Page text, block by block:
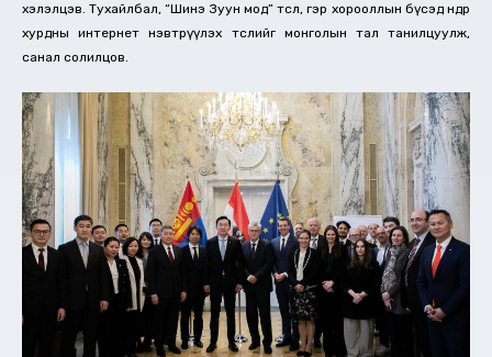
хэлэлцэв. Тухайлбал, “Шинэ Зуун мод” төсөл, гэр хорооллын бүсэд өндөр
хурдны интернет нэвтрүүлэх төслийг монголын тал танилцуулж,
санал солилцов.